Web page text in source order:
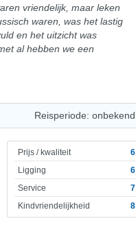
vriendelijk, maar leken
waren, was het lastig
en het uitzicht was
al hebben we een
Reisperiode: onbekend
Prijs / kwaliteit
6
Ligging
6
Service
7
Kindvriendelijkheid
8